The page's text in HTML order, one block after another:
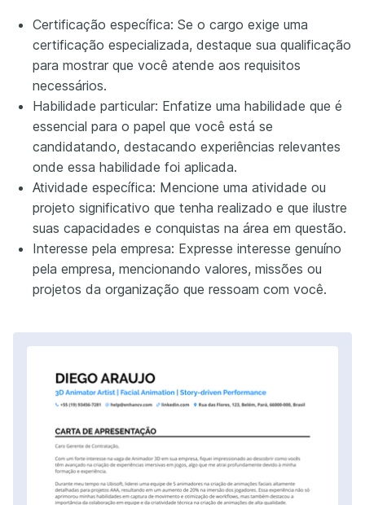
Certificação específica: Se o cargo exige uma
certificação especializada, destaque sua qualificação
para mostrar que você atende aos requisitos
necessários.
Habilidade particular: Enfatize uma habilidade que é
essencial para o papel que você está se
candidatando, destacando experiências relevantes
onde essa habilidade foi aplicada.
Atividade específica: Mencione uma atividade ou
projeto significativo que tenha realizado e que ilustre
suas capacidades e conquistas na área em questão.
Interesse pela empresa: Expresse interesse genuíno
pela empresa, mencionando valores, missões ou
projetos da organização que ressoam com você.